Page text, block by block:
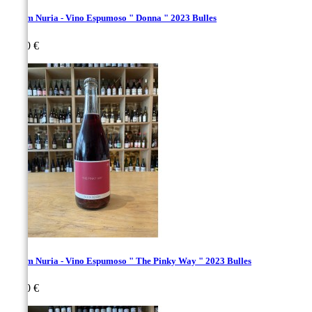
Renom Nuria - Vino Espumoso " Donna " 2023 Bulles
30,00 €
Renom Nuria - Vino Espumoso " The Pinky Way " 2023 Bulles
24,00 €